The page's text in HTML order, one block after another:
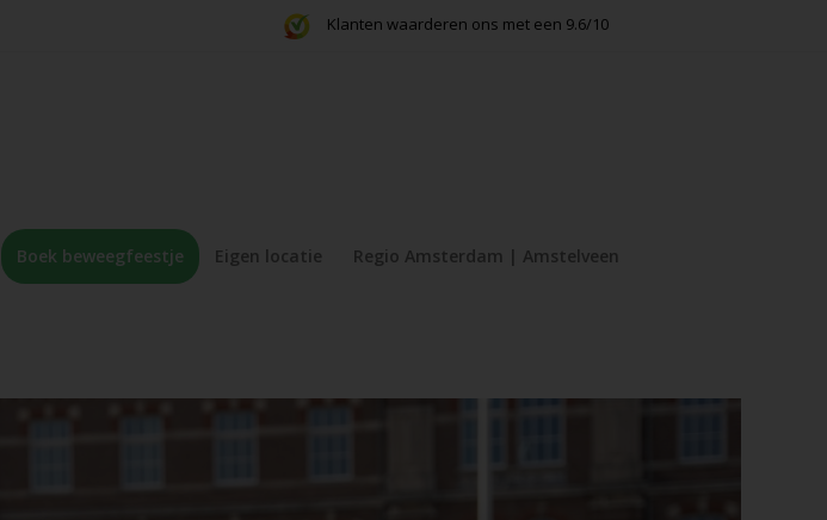
Klanten waarderen ons met een 9.6/10
Boek beweegfeestje Eigen locatie Regio Amsterdam | Amstelveen